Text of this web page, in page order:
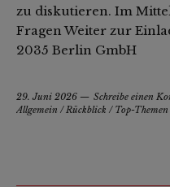
zu diskutieren. Im
Fragen Weiter zur
2035 Berlin GmbH
29. Juni 2026
Schreibe einen
Allgemein /Rückblick / Top-Themen